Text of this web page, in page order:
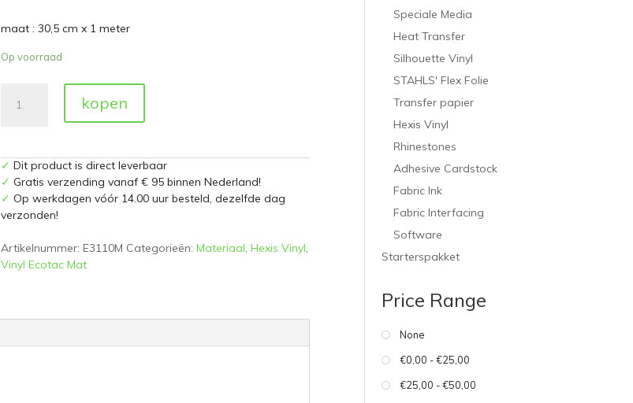
maat : 30,5 cm x 1 meter
Op voorraad
Yellow
30,5
cm
meter
kopen
✓ Dit product is direct leverbaar
✓ Gratis verzending vanaf € 95 binnen Nederland!
✓ Op werkdagen vóór 14.00 uur besteld, dezelfde dag
verzonden!
Artikelnummer: E3110M Categorieën: Materiaal, Hexis Vinyl,
Vinyl Ecotac Mat
Speciale Media
Heat Transfer
Silhouette Vinyl
STAHLS' Flex Folie
Transfer papier
Hexis Vinyl
Rhinestones
Adhesive Cardstock
Fabric Ink
Fabric Interfacing
Software
Starterspakket
Price Range
None
€0,00 - €25,00
€25,00 - €50,00